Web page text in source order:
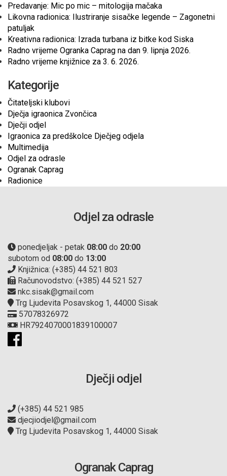
Predavanje: Mic po mic – mitologija mačaka
Likovna radionica: Ilustriranje sisačke legende – Zagonetni
patuljak
Kreativna radionica: Izrada turbana iz bitke kod Siska
Radno vrijeme Ogranka Caprag na dan 9. lipnja 2026.
Radno vrijeme knjižnice za 3. 6. 2026.
Kategorije
Čitateljski klubovi
Dječja igraonica Zvončica
Dječji odjel
Igraonica za predškolce Dječjeg odjela
Multimedija
Odjel za odrasle
Ogranak Caprag
Radionice
Odjel za odrasle
ponedjeljak - petak 08:00 do 20:00
subotom od 08:00 do 13:00
Knjižnica: (+385) 44 521 803
Računovodstvo: (+385) 44 521 527
nkc.sisak@gmail.com
Trg Ljudevita Posavskog 1, 44000 Sisak
57078326972
HR7924070001839100007
Dječji odjel
(+385) 44 521 985
djecjiodjel@gmail.com
Trg Ljudevita Posavskog 1, 44000 Sisak
Ogranak Caprag